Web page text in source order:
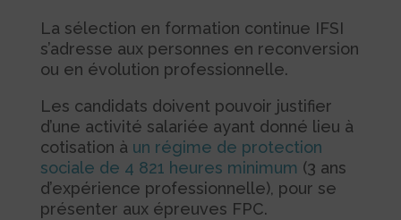
La sélection en formation continue IFSI
s’adresse aux personnes en reconversion
ou en évolution professionnelle.
Les candidats doivent pouvoir justifier
d’une activité salariée ayant donné lieu à
cotisation à un régime de protection
sociale de 4 821 heures minimum (3 ans
d’expérience professionnelle), pour se
présenter aux épreuves FPC.